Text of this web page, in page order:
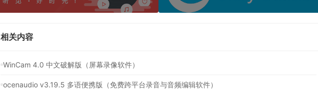
相关内容
WinCam 4.0 中文破解版（屏幕录像软件）
ocenaudio v3.19.5 多语便携版（免费跨平台录音与音频编辑软件）